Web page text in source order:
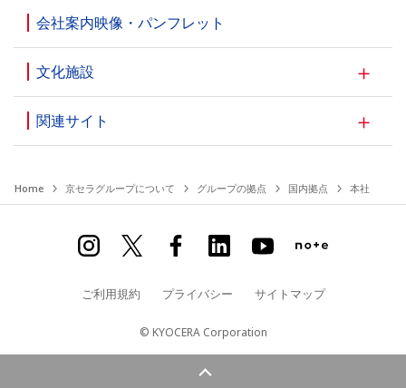
会社案内映像・パンフレット
文化施設
関連サイト
Home 京セラグループについて グループの拠点 国内拠点 本社
ご利用規約 プライバシー サイトマップ
© KYOCERA Corporation